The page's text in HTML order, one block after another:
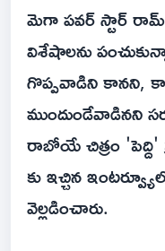
మెగా ప‌వ‌ర్ స్టార్‌ రామ్
విశేషాలను
గొప్పవాడిని కానని,
ముందుండేవాడినని
రాబోయే చిత్రం
కు ఇచ్చిన
వెల్లడించారు.